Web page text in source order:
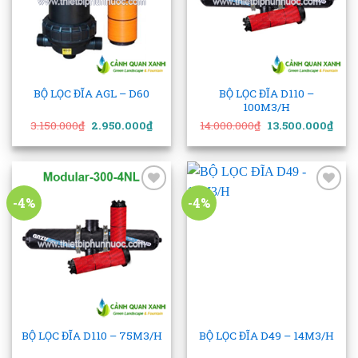
BỘ LỌC ĐĨA AGL – D60
3.150.000₫ Giá
là:
3.150.000₫.
2.950.000₫Giá
hiện
tại
là:
2.950.000₫.
BỘ LỌC ĐĨA D110 –
100M3/H
14.000.000₫ Giá
là:
14.000.000₫.
13.500.000₫Giá
hiện
tại
là:
-4%
Add to
wishlist
BỘ LỌC ĐĨA D110 – 75M3/H
-4%
BỘ LỌC ĐĨA D49 – 14M3/H